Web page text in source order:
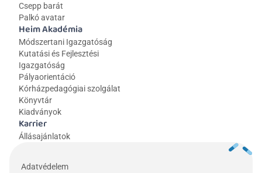
Csepp barát
Palkó avatar
Heim Akadémia
Módszertani Igazgatóság
Kutatási és Fejlesztési
Igazgatóság
Pályaorientáció
Kórházpedagógiai szolgálat
Könyvtár
Kiadványok
Karrier
Állásajánlatok
Adatvédelem